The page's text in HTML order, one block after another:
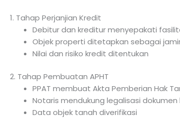
1. Tahap Perjanjian Kredit
Debitur dan kreditur menyepakati
Objek properti ditetapkan sebagai
Nilai dan risiko kredit ditentukan
2. Tahap Pembuatan APHT
PPAT membuat Akta Pemberian Hak
Notaris mendukung legalisasi dokumen
Data objek tanah diverifikasi